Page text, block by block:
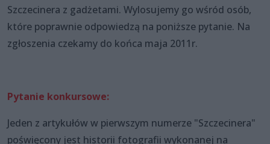
Szczecinera z gadżetami. Wylosujemy go wśród osób,
które poprawnie odpowiedzą na poniższe pytanie. Na
zgłoszenia czekamy do końca maja 2011r.
Pytanie konkursowe:
Jeden z artykułów w pierwszym numerze "Szczecinera"
poświęcony jest historii fotografii wykonanej na